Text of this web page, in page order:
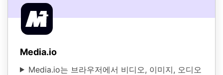
Media.io
Media.io는 브라우저에서 비디오, 이미지, 오디오